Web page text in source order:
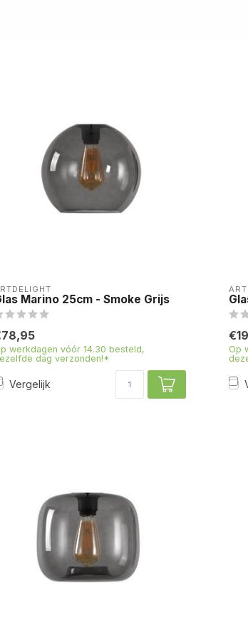
Marino 25cm - Smoke Grijs
werkdagen vóór 14.30 besteld,
dag verzonden!*
Vergelijk
Op